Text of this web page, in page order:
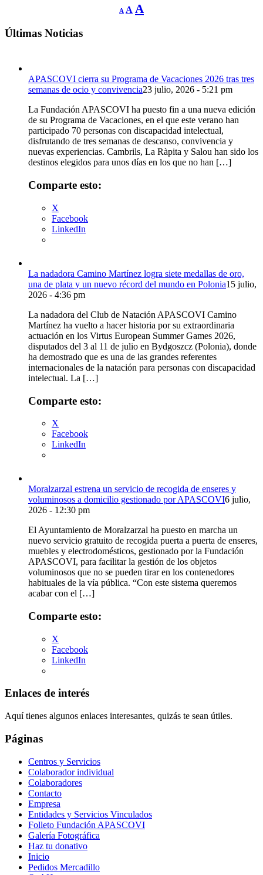
A
Reducir
tamaño
A Restablecer
tamaño
A
Últimas Noticias
APASCOVI cierra su Programa de Vacaciones 2026 tras tres
semanas de ocio y convivencia23 julio, 2026 - 5:21 pm
La Fundación APASCOVI ha puesto fin a una nueva edición
de su Programa de Vacaciones, en el que este verano han
participado 70 personas con discapacidad intelectual,
disfrutando de tres semanas de descanso, convivencia y
nuevas experiencias. Cambrils, La Ràpita y Salou han sido los
destinos elegidos para unos días en los que no han […]
Comparte esto:
X
Facebook
LinkedIn
La nadadora Camino Martínez logra siete medallas de oro,
una de plata y un nuevo récord del mundo en Polonia15 julio,
2026 - 4:36 pm
La nadadora del Club de Natación APASCOVI Camino
Martínez ha vuelto a hacer historia por su extraordinaria
actuación en los Virtus European Summer Games 2026,
disputados del 3 al 11 de julio en Bydgoszcz (Polonia), donde
ha demostrado que es una de las grandes referentes
internacionales de la natación para personas con discapacidad
intelectual. La […]
Comparte esto:
X
Facebook
LinkedIn
Moralzarzal estrena un servicio de recogida de enseres y
voluminosos a domicilio gestionado por APASCOVI6 julio,
2026 - 12:30 pm
El Ayuntamiento de Moralzarzal ha puesto en marcha un
nuevo servicio gratuito de recogida puerta a puerta de enseres,
muebles y electrodomésticos, gestionado por la Fundación
APASCOVI, para facilitar la gestión de los objetos
voluminosos que no se pueden tirar en los contenedores
habituales de la vía pública. “Con este sistema queremos
acabar con el […]
Comparte esto:
X
Facebook
LinkedIn
Enlaces de interés
Aquí tienes algunos enlaces interesantes, quizás te sean útiles.
Páginas
Centros y Servicios
Colaborador individual
Colaboradores
Contacto
Empresa
Entidades y Servicios Vinculados
Folleto Fundación APASCOVI
Galería Fotográfica
Haz tu donativo
Inicio
Pedidos Mercadillo